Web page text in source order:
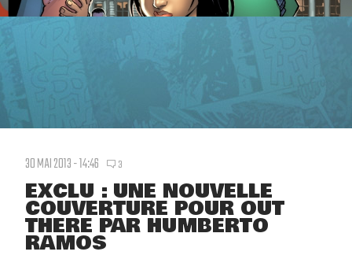
30 MAI 2013 - 14:46 3
EXCLU : UNE NOUVELLE
COUVERTURE POUR OUT
THERE PAR HUMBERTO
RAMOS